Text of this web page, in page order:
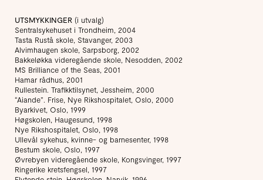
UTSMYKKINGER (i utvalg)
Sentralsykehuset i Trondheim, 2004
Tasta Rustå skole, Stavanger, 2003
Alvimhaugen skole, Sarpsborg, 2002
Bakkeløkka videregående skole, Nesodden, 2002
MS Brilliance of the Seas, 2001
Hamar rådhus, 2001
Rullestein. Trafikktilsynet, Jessheim, 2000
“Aiande”. Frise, Nye Rikshospitalet, Oslo, 2000
Byarkivet, Oslo, 1999
Høgskolen, Haugesund, 1998
Nye Rikshospitalet, Oslo, 1998
Ullevål sykehus, kvinne- og barnesenter, 1998
Bestum skole, Oslo, 1997
Øvrebyen videregående skole, Kongsvinger, 1997
Ringerike kretsfengsel, 1997